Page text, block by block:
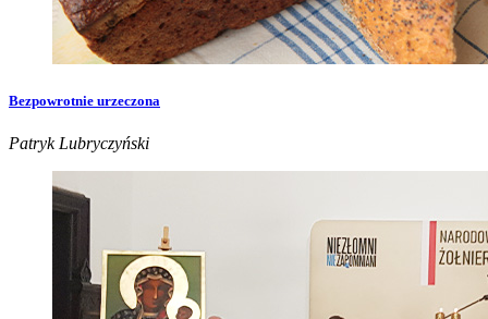
Bezpowrotnie urzeczona
Patryk Lubryczyński